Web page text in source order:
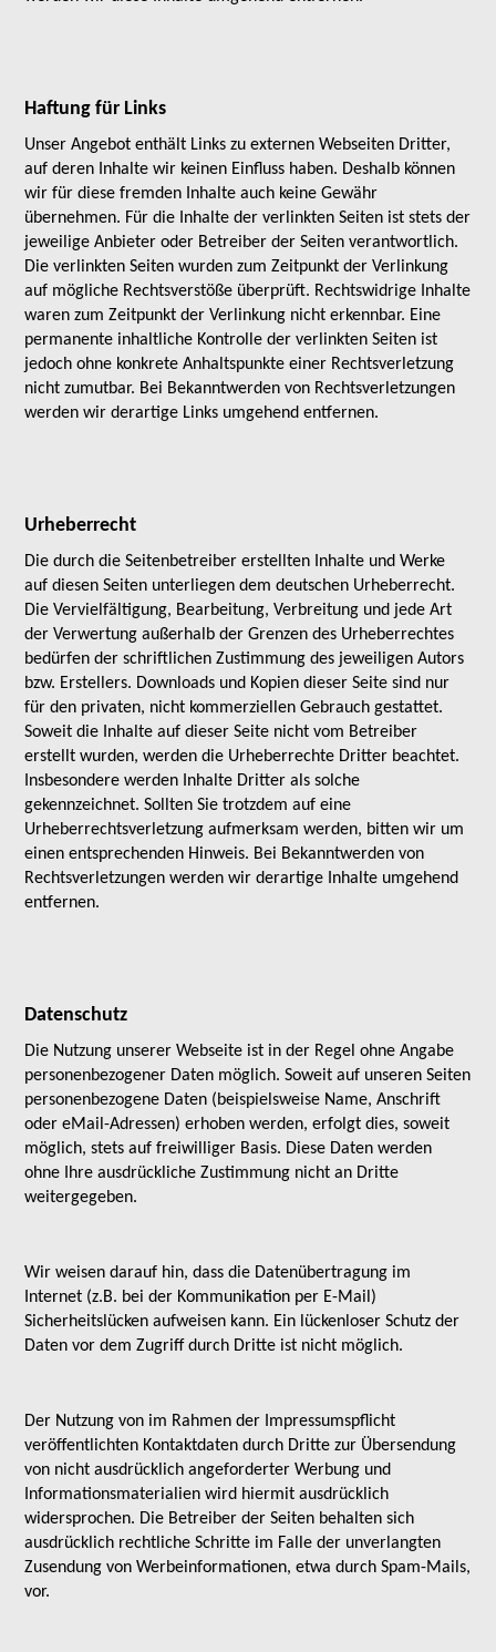
Haftung für Links
Unser Angebot enthält Links zu externen Webseiten Dritter,
auf deren Inhalte wir keinen Einfluss haben. Deshalb können
wir für diese fremden Inhalte auch keine Gewähr
übernehmen. Für die Inhalte der verlinkten Seiten ist stets der
jeweilige Anbieter oder Betreiber der Seiten verantwortlich.
Die verlinkten Seiten wurden zum Zeitpunkt der Verlinkung
auf mögliche Rechtsverstöße überprüft. Rechtswidrige Inhalte
waren zum Zeitpunkt der Verlinkung nicht erkennbar. Eine
permanente inhaltliche Kontrolle der verlinkten Seiten ist
jedoch ohne konkrete Anhaltspunkte einer Rechtsverletzung
nicht zumutbar. Bei Bekanntwerden von Rechtsverletzungen
werden wir derartige Links umgehend entfernen.
Urheberrecht
Die durch die Seitenbetreiber erstellten Inhalte und Werke
auf diesen Seiten unterliegen dem deutschen Urheberrecht.
Die Vervielfältigung, Bearbeitung, Verbreitung und jede Art
der Verwertung außerhalb der Grenzen des Urheberrechtes
bedürfen der schriftlichen Zustimmung des jeweiligen Autors
bzw. Erstellers. Downloads und Kopien dieser Seite sind nur
für den privaten, nicht kommerziellen Gebrauch gestattet.
Soweit die Inhalte auf dieser Seite nicht vom Betreiber
erstellt wurden, werden die Urheberrechte Dritter beachtet.
Insbesondere werden Inhalte Dritter als solche
gekennzeichnet. Sollten Sie trotzdem auf eine
Urheberrechtsverletzung aufmerksam werden, bitten wir um
einen entsprechenden Hinweis. Bei Bekanntwerden von
Rechtsverletzungen werden wir derartige Inhalte umgehend
entfernen.
Datenschutz
Die Nutzung unserer Webseite ist in der Regel ohne Angabe
personenbezogener Daten möglich. Soweit auf unseren Seiten
personenbezogene Daten (beispielsweise Name, Anschrift
oder eMail-Adressen) erhoben werden, erfolgt dies, soweit
möglich, stets auf freiwilliger Basis. Diese Daten werden
ohne Ihre ausdrückliche Zustimmung nicht an Dritte
weitergegeben.
Wir weisen darauf hin, dass die Datenübertragung im
Internet (z.B. bei der Kommunikation per E-Mail)
Sicherheitslücken aufweisen kann. Ein lückenloser Schutz der
Daten vor dem Zugriff durch Dritte ist nicht möglich.
Der Nutzung von im Rahmen der Impressumspflicht
veröffentlichten Kontaktdaten durch Dritte zur Übersendung
von nicht ausdrücklich angeforderter Werbung und
Informationsmaterialien wird hiermit ausdrücklich
widersprochen. Die Betreiber der Seiten behalten sich
ausdrücklich rechtliche Schritte im Falle der unverlangten
Zusendung von Werbeinformationen, etwa durch Spam-Mails,
vor.